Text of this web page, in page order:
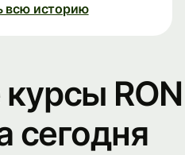
всю историю
RON
сегодня